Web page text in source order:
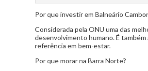
Condomínio:R$ 508,00
IPTU:R$ 380,00
Por que investir em Balneário
Considerada pela ONU uma das
desenvolvimento humano. É
referência em bem-estar.
Por que morar na Barra Norte?